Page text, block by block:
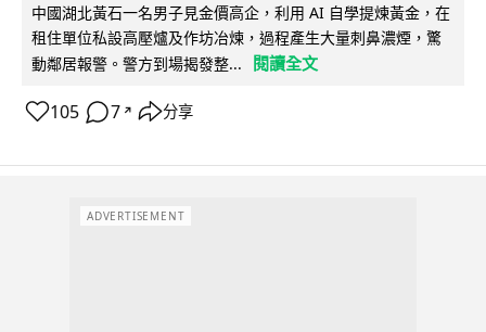
中國湖北黃石一名男子見金價高企，利用 AI 自學提煉黃金，在
租住單位私設高壓爐及作坊冶煉，過程產生大量刺鼻濃煙，驚
動鄰居報警。警方到場揭發整...
閱讀全文
105 7 ↗ 分享
ADVERTISEMENT